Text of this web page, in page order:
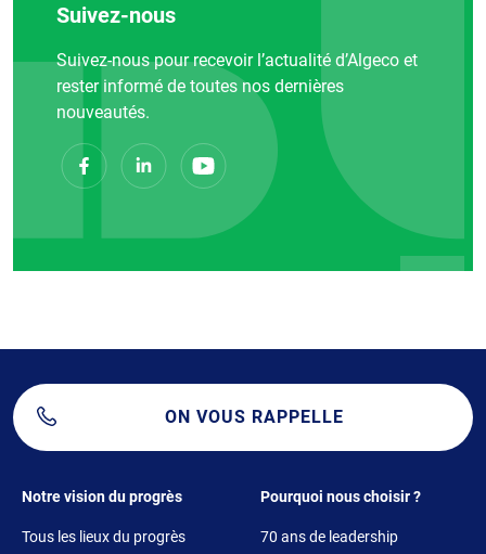
Suivez-nous
Suivez-nous pour recevoir l’actualité d’Algeco et
rester informé de toutes nos dernières
nouveautés.
ON VOUS RAPPELLE
Footer 1
Notre vision du progrès
Tous les lieux du progrès
Footer 2
Pourquoi nous choisir ?
70 ans de leadership